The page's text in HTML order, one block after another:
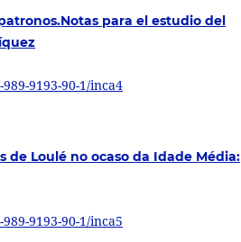
para el estudio del
9193-90-1/inca4
Loulé no ocaso da Idade Média:
9193-90-1/inca5